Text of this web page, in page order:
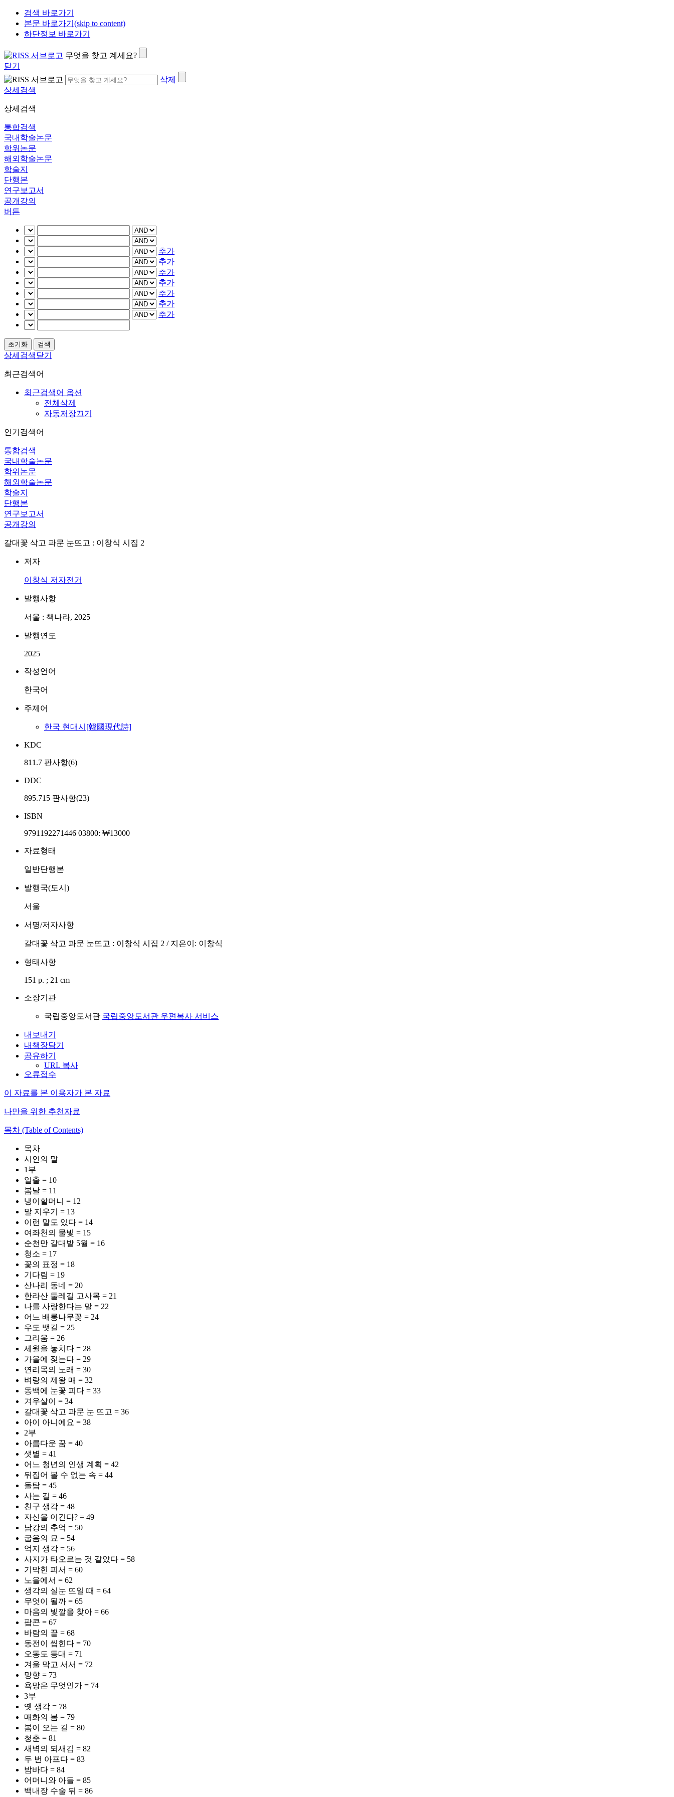
검색 바로가기
본문 바로가기(skip to content)
하단정보 바로가기
무엇을 찾고 계세요?
닫기
삭제
상세검색
상세검색
통합검색
국내학술논문
학위논문
해외학술논문
학술지
단행본
연구보고서
공개강의
버튼
추가
추가
추가
추가
추가
추가
추가
상세검색닫기
최근검색어
최근검색어 옵션
전체삭제
자동저장끄기
인기검색어
통합검색
국내학술논문
학위논문
해외학술논문
학술지
단행본
연구보고서
공개강의
갈대꽃 삭고 파문 눈뜨고 : 이창식 시집 2
저자
이창식 저자전거
발행사항
서울 : 책나라, 2025
발행연도
2025
작성언어
한국어
주제어
한국 현대시[韓國現代詩]
KDC
811.7 판사항(6)
DDC
895.715 판사항(23)
ISBN
9791192271446 03800: ₩13000
자료형태
일반단행본
발행국(도시)
서울
서명/저자사항
갈대꽃 삭고 파문 눈뜨고 : 이창식 시집 2 / 지은이: 이창식
형태사항
151 p. ; 21 cm
소장기관
국립중앙도서관 국립중앙도서관 우편복사 서비스
내보내기
내책장담기
공유하기
URL 복사
오류접수
이 자료를 본 이용자가 본 자료
나만을 위한 추천자료
목차 (Table of Contents)
목차
시인의 말
1부
일출 = 10
봄날 = 11
냉이할머니 = 12
말 지우기 = 13
이런 말도 있다 = 14
여좌천의 물빛 = 15
순천만 갈대밭 5월 = 16
청소 = 17
꽃의 표정 = 18
기다림 = 19
산나리 동네 = 20
한라산 둘레길 고사목 = 21
나를 사랑한다는 말 = 22
어느 배롱나무꽃 = 24
우도 뱃길 = 25
그리움 = 26
세월을 놓치다 = 28
가을에 젖는다 = 29
연리목의 노래 = 30
벼랑의 제왕 매 = 32
동백에 눈꽃 피다 = 33
겨우살이 = 34
갈대꽃 삭고 파문 눈 뜨고 = 36
아이 아니에요 = 38
2부
아름다운 꿈 = 40
샛별 = 41
어느 청년의 인생 계획 = 42
뒤집어 볼 수 없는 속 = 44
돌탑 = 45
사는 길 = 46
친구 생각 = 48
자신을 이긴다? = 49
남강의 추억 = 50
굽음의 묘 = 54
억지 생각 = 56
사지가 타오르는 것 같았다 = 58
기막힌 피서 = 60
노을에서 = 62
생각의 실눈 뜨일 때 = 64
무엇이 될까 = 65
마음의 빛깔을 찾아 = 66
팝콘 = 67
바람의 끝 = 68
동전이 씹힌다 = 70
오동도 등대 = 71
겨울 막고 서서 = 72
망향 = 73
욕망은 무엇인가 = 74
3부
옛 생각 = 78
매화의 봄 = 79
봄이 오는 길 = 80
청춘 = 81
새벽의 되새김 = 82
두 번 아프다 = 83
밤바다 = 84
어머니와 아들 = 85
백내장 수술 뒤 = 86